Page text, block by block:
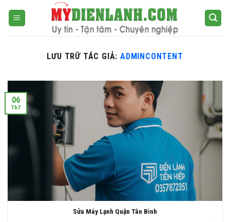
LƯU TRỮ TÁC GIẢ: ADMINCONTENT
Sửa Máy Lạnh Quận Tân Bình
06
Th7